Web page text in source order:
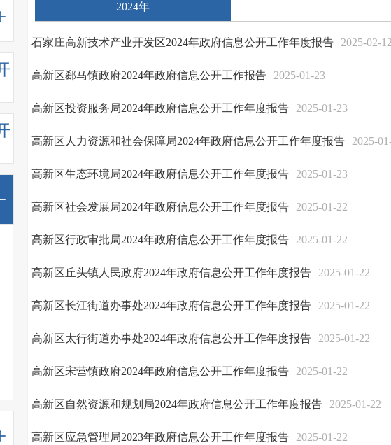
2024年
石家庄高新技术产业开发区2024年政府信息公开工作年度报告 2025-02-12
高新区郄马镇政府2024年政府信息公开工作报告 2025-01-23
高新区投资服务局2024年政府信息公开工作年度报告 2025-01-23
高新区人力资源和社会保障局2024年政府信息公开工作年度报告 2025-
高新区生态环境局2024年政府信息公开工作年度报告 2025-01-23
高新区社会发展局2024年政府信息公开工作年度报告 2025-01-22
高新区行政审批局2024年政府信息公开工作年度报告 2025-01-22
高新区丘头镇人民政府2024年政府信息公开工作年度报告 2025-01-22
高新区长江街道办事处2024年政府信息公开工作年度报告 2025-01-22
高新区太行街道办事处2024年政府信息公开工作年度报告 2025-01-22
高新区宋营镇政府2024年政府信息公开工作年度报告 2025-01-22
高新区自然资源和规划局2024年政府信息公开工作年度报告 2025-01-22
高新区应急管理局2023年政府信息公开工作年度报告 2025-01-22